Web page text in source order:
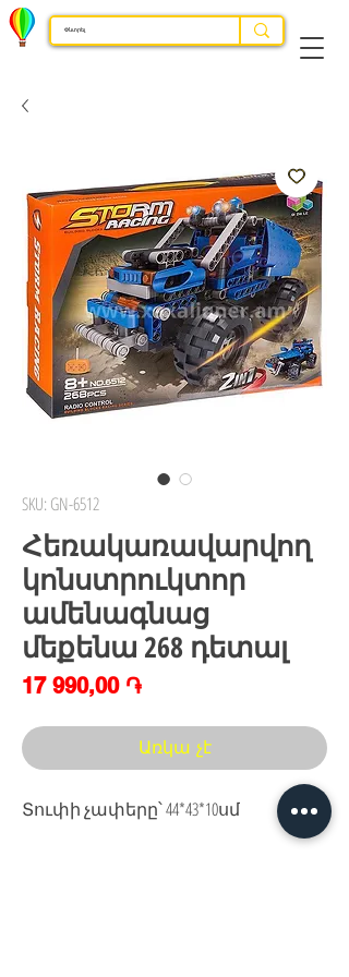
SKU: GN-6512
Հեռակառավարվող
կոնստրուկտոր
ամենագնաց
մեքենա 268 դետալ
17 990,00 ֏Price
Առկա չէ
Տուփի չափերը՝ 44*43*10սմ